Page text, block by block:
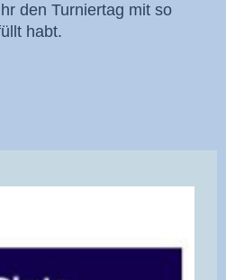
den Turniertag mit so
habt.